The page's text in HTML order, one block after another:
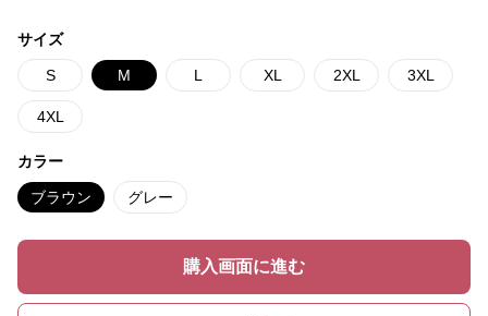
サイズ
S M L XL 2XL 3XL
4XL
カラー
ブラウン グレー
購入画面に進む